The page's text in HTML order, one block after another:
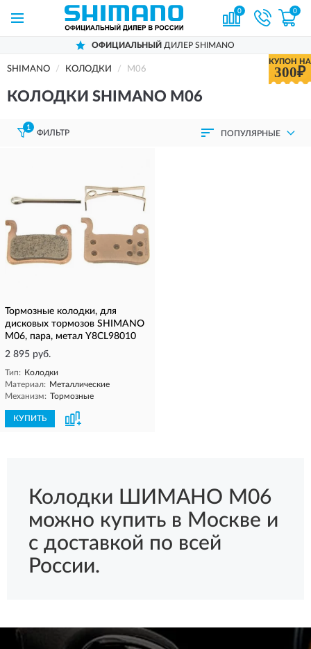
0 0
ОФИЦИАЛЬНЫЙ ДИЛЕР SHIMANO
КУПОН НА
300₽
SHIMANO КОЛОДКИ M06
КОЛОДКИ SHIMANO M06
1
ФИЛЬТР ПОПУЛЯРНЫЕ
Тормозные колодки, для
дисковых тормозов SHIMANO
M06, пара, метал Y8CL98010
2 895 руб.
Тип: Колодки
Материал: Металлические
Механизм: Тормозные
КУПИТЬ
Колодки ШИМАНО M06
можно купить в Москве и
с доставкой по всей
России.